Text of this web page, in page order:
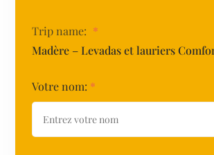
Trip name: *
Madère – Levadas et lauriers
Votre nom: *